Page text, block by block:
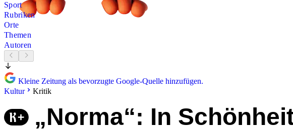
Sport
Rubriken
Orte
Themen
Autoren
Kleine Zeitung als bevorzugte Google-Quelle hinzufügen.
Kultur
Kritik
„Norma“: In